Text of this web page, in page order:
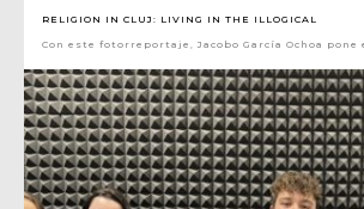
RELIGION IN CLUJ: LIVING IN THE ILLOGICAL
Con este fotorreportaje, Jacobo García Ochoa pone